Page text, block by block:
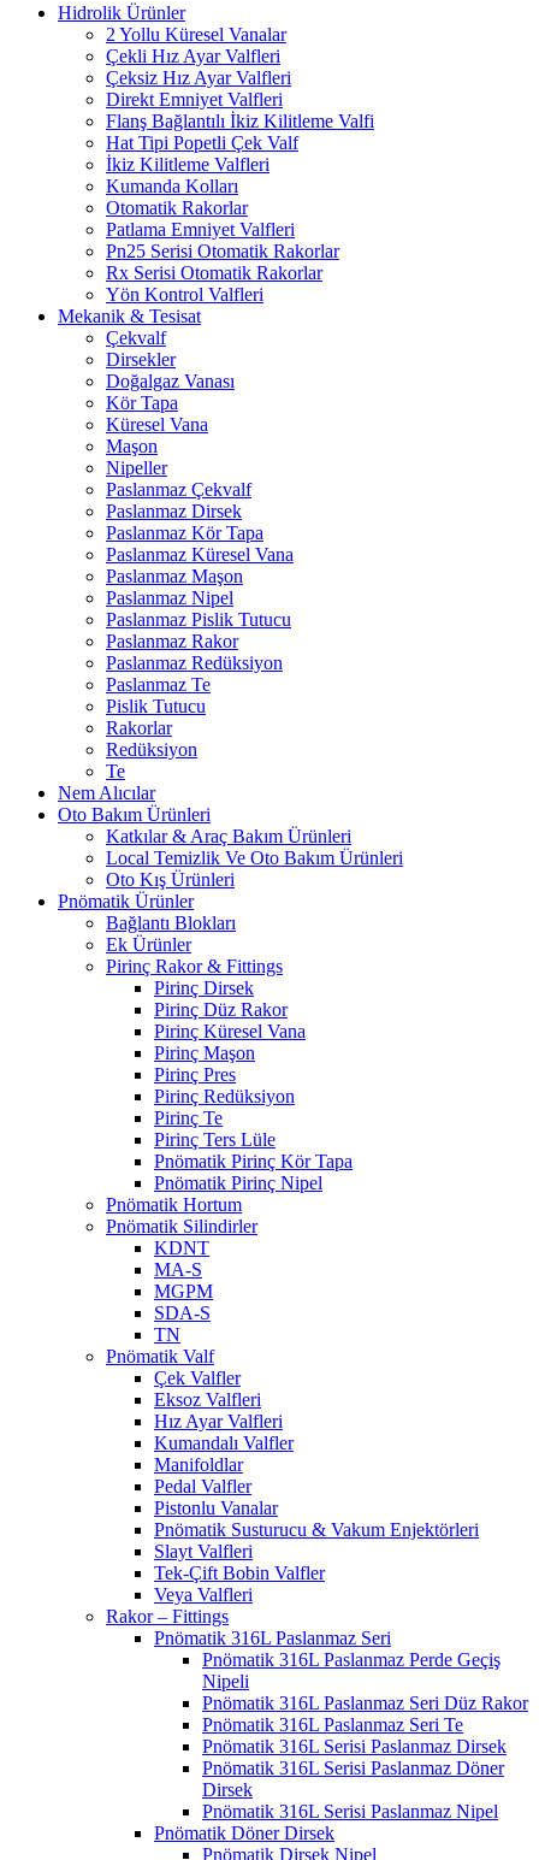
Hidrolik Ürünler
2 Yollu Küresel Vanalar
Çekli Hız Ayar Valfleri
Çeksiz Hız Ayar Valfleri
Direkt Emniyet Valfleri
Flanş Bağlantılı İkiz Kilitleme Valfi
Hat Tipi Popetli Çek Valf
İkiz Kilitleme Valfleri
Kumanda Kolları
Otomatik Rakorlar
Patlama Emniyet Valfleri
Pn25 Serisi Otomatik Rakorlar
Rx Serisi Otomatik Rakorlar
Yön Kontrol Valfleri
Mekanik & Tesisat
Çekvalf
Dirsekler
Doğalgaz Vanası
Kör Tapa
Küresel Vana
Maşon
Nipeller
Paslanmaz Çekvalf
Paslanmaz Dirsek
Paslanmaz Kör Tapa
Paslanmaz Küresel Vana
Paslanmaz Maşon
Paslanmaz Nipel
Paslanmaz Pislik Tutucu
Paslanmaz Rakor
Paslanmaz Redüksiyon
Paslanmaz Te
Pislik Tutucu
Rakorlar
Redüksiyon
Te
Nem Alıcılar
Oto Bakım Ürünleri
Katkılar & Araç Bakım Ürünleri
Local Temizlik Ve Oto Bakım Ürünleri
Oto Kış Ürünleri
Pnömatik Ürünler
Bağlantı Blokları
Ek Ürünler
Pirinç Rakor & Fittings
Pirinç Dirsek
Pirinç Düz Rakor
Pirinç Küresel Vana
Pirinç Maşon
Pirinç Pres
Pirinç Redüksiyon
Pirinç Te
Pirinç Ters Lüle
Pnömatik Pirinç Kör Tapa
Pnömatik Pirinç Nipel
Pnömatik Hortum
Pnömatik Silindirler
KDNT
MA-S
MGPM
SDA-S
TN
Pnömatik Valf
Çek Valfler
Eksoz Valfleri
Hız Ayar Valfleri
Kumandalı Valfler
Manifoldlar
Pedal Valfler
Pistonlu Vanalar
Pnömatik Susturucu & Vakum Enjektörleri
Slayt Valfleri
Tek-Çift Bobin Valfler
Veya Valfleri
Rakor – Fittings
Pnömatik 316L Paslanmaz Seri
Pnömatik 316L Paslanmaz Perde Geçiş
Nipeli
Pnömatik 316L Paslanmaz Seri Düz Rakor
Pnömatik 316L Paslanmaz Seri Te
Pnömatik 316L Serisi Paslanmaz Dirsek
Pnömatik 316L Serisi Paslanmaz Döner
Dirsek
Pnömatik 316L Serisi Paslanmaz Nipel
Pnömatik Döner Dirsek
Pnömatik Dirsek Nipel